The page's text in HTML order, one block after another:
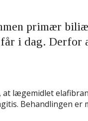
primær
i dag. Derfor
at lægemidlet
Behandlingen er